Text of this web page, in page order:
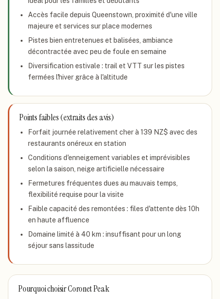
Accès facile depuis Queenstown, proximité d'une ville
majeure et services sur place modernes
Pistes bien entretenues et balisées, ambiance
décontractée avec peu de foule en semaine
Diversification estivale : trail et VTT sur les pistes
fermées l'hiver grâce à l'altitude
Points faibles (extraits des avis)
Forfait journée relativement cher à 139 NZ$ avec des
restaurants onéreux en station
Conditions d'enneigement variables et imprévisibles
selon la saison, neige artificielle nécessaire
Fermetures fréquentes dues au mauvais temps,
flexibilité requise pour la visite
Faible capacité des remontées : files d'attente dès 10h
en haute affluence
Domaine limité à 40 km : insuffisant pour un long
séjour sans lassitude
Pourquoi choisirCoronet Peak